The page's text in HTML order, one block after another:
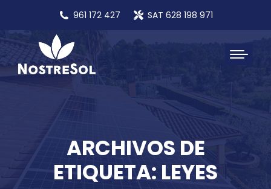
961 172 427 SAT 628 198 971
ARCHIVOS DE
ETIQUETA: LEYES